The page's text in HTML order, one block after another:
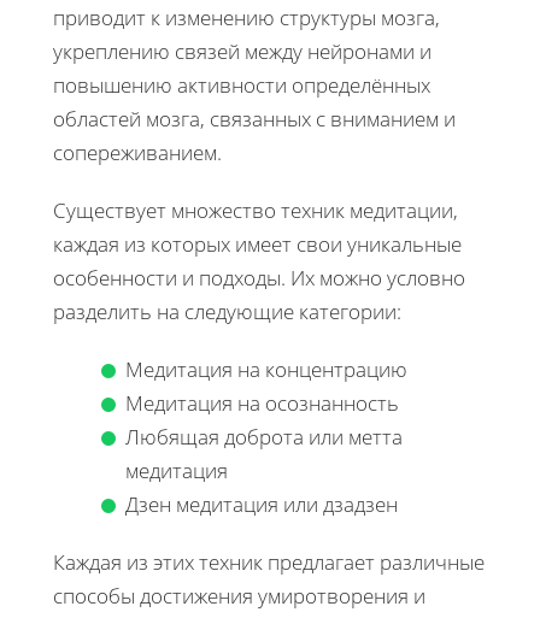
приводит к изменению структуры мозга,
укреплению связей между нейронами и
повышению активности определённых
областей мозга, связанных с вниманием и
сопереживанием.
Существует множество техник медитации,
каждая из которых имеет свои уникальные
особенности и подходы. Их можно условно
разделить на следующие категории:
Медитация на концентрацию
Медитация на осознанность
Любящая доброта или метта
медитация
Дзен медитация или дзадзен
Каждая из этих техник предлагает различные
способы достижения умиротворения и